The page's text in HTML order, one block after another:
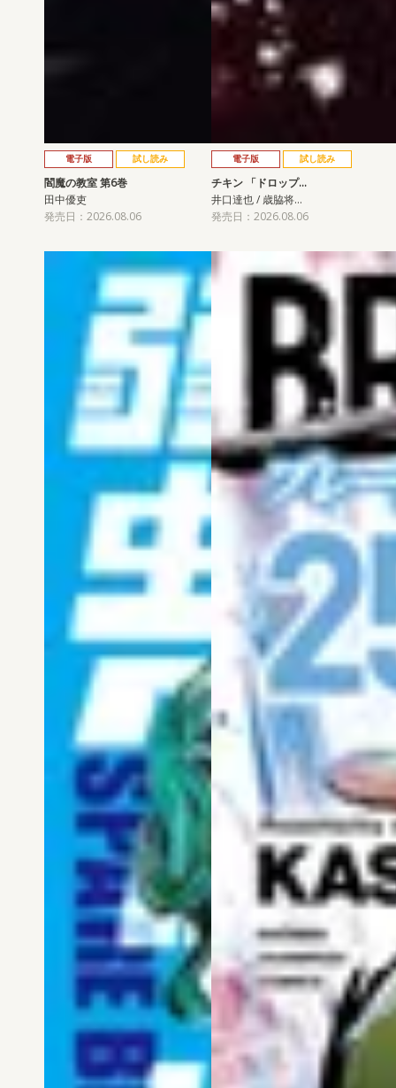
電子版 試し読み
閻魔の教室 第6巻
田中優吏
発売日：2026.08.06
電子版 試し読み
チキン 「ドロップ…
井口達也 / 歳脇将…
発売日：2026.08.06